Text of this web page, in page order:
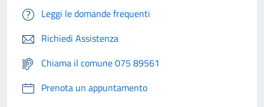
Leggi le domande frequenti
Richiedi Assistenza
Chiama il comune 075 89561
Prenota un appuntamento